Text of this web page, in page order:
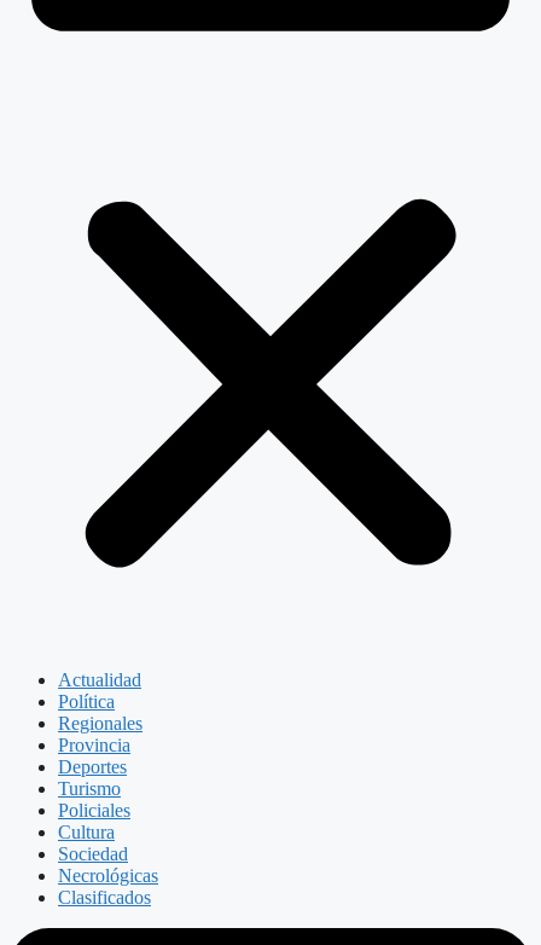
Actualidad
Política
Regionales
Provincia
Deportes
Turismo
Policiales
Cultura
Sociedad
Necrológicas
Clasificados